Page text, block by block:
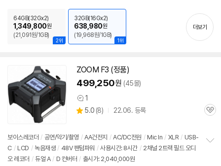
기
2위
64GB(32Gx2)
1,349,800원
(21,091원/1GB)
1위
32GB(16Gx2)
638,980원
(19,968원/1GB)
더보기
ZOOM F3 (정품)
499,250원 (45몰)
상
품
1
별
5.0 (상
뷰
8) 22.06. 등록
관
보이스레코더 / 공연/악기/촬영 / AA건전지 / AC/DC전원 / Mic In / XLR / USB-
C / LCD / 녹음재생 / 48V 팬텀파워 / 사용시간: 8시간 / 2채널 2트랙 필드 오디
오 레코더 / 듀얼 A / D 컨버터 / 출시가: 2,040,000원
세부정보 열기/접기